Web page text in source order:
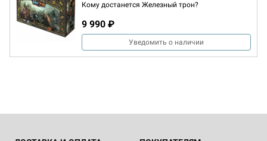
Кому достанется Железный трон?
9 990 ₽
Уведомить о наличии